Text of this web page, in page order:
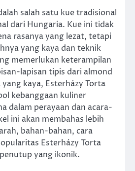
salah satu kue tradisional
dari Hungaria. Kue ini tidak
rasanya yang lezat, tetapi
yang kaya dan teknik
memerlukan keterampilan
lapisan tipis dari almond
kaya, Esterházy Torta
kebanggaan kuliner
dalam perayaan dan acara-
ini akan membahas lebih
bahan-bahan, cara
Esterházy Torta
yang ikonik.